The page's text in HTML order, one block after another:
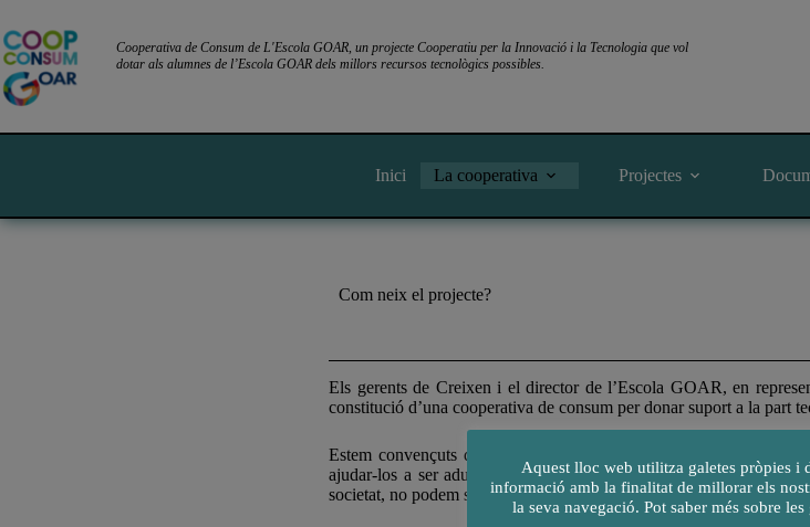
Cooperativa de Consum de L'Escola GOAR, un projecte Cooperatiu per la Innovació i la Tecnologia que vol
dotar als alumnes de l’Escola GOAR dels millors recursos tecnològics possibles.
Inici La cooperativa Projectes
Com neix el projecte?
Els gerents de Creixen i el director de l’Escola GOAR, en
constitució d’una cooperativa de consum per donar suport a la part
Estem convençuts que famílies i escola hem de treballar
ajudar-los a ser adults independents, però actualment les
societat, no podem seguir el ritme dels nostres fills.
Aquest lloc web utilitza galetes pròpies i
informació amb la finalitat de millorar els
la seva navegació. Pot saber més sobre